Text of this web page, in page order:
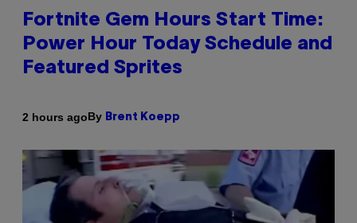
Fortnite Gem Hours Start Time:
Power Hour Today Schedule and
Featured Sprites
2 hours agoBy Brent Koepp